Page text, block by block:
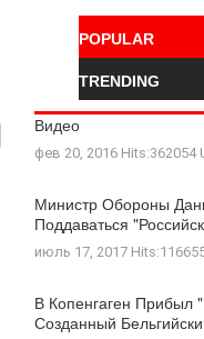
POPULAR
TRENDING
Видео
фев 20, 2016 Hits:362054
Министр Обороны
Поддаваться
июль 17, 2017
В Копенгаген Прибыл
Созданный